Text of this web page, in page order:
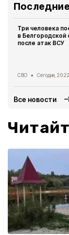
Три человека
в Белгородской
после атак ВСУ
СВО Сегодня, 20:22
Все новости